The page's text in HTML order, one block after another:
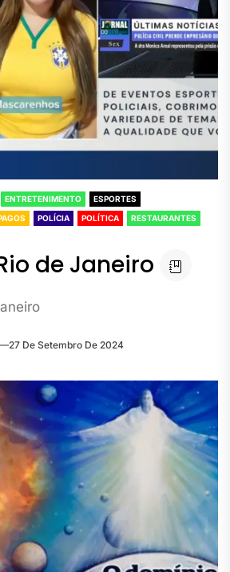
ENTRETENIMENTO
ESPORTES
POLÍCIA POLÍTICA
RESTAURANTES
de Janeiro
27 De Setembro De 2024